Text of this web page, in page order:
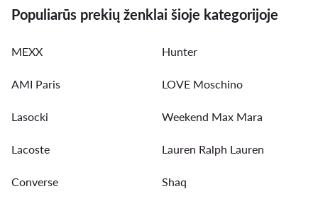
Populiarūs prekių ženklai šioje kategorijoje
MEXX Hunter
AMI Paris LOVE Moschino
Lasocki Weekend Max Mara
Lacoste Lauren Ralph Lauren
Converse Shaq